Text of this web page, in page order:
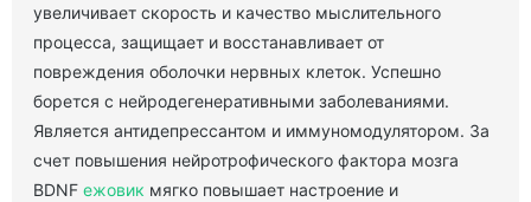
увеличивает скорость и качество мыслительного
процесса, защищает и восстанавливает от
повреждения оболочки нервных клеток. Успешно
борется с нейродегенеративными заболеваниями.
Является антидепрессантом и иммуномодулятором. За
счет повышения нейротрофического фактора мозга
BDNF ежовик мягко повышает настроение и